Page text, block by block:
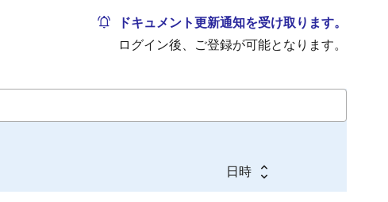
ドキュメント更新通知を受け取ります。
ログイン後、ご登録が可能となります。
日時